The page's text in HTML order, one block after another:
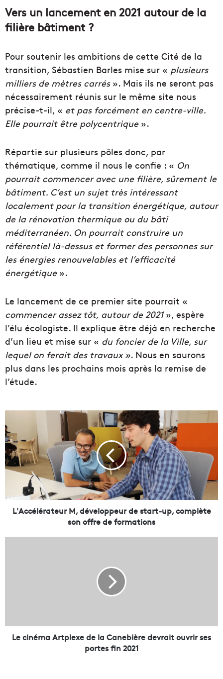
Vers un lancement en 2021 autour de la
filière bâtiment ?
Pour soutenir les ambitions de cette Cité de la
transition, Sébastien Barles mise sur « plusieurs
milliers de mètres carrés». Mais ils ne seront pas
nécessairement réunis sur le même site nous
précise-t-il, « et pas forcément en centre-ville.
Elle pourrait être polycentrique».
Répartie sur plusieurs pôles donc, par
thématique, comme il nous le confie : « On
pourrait commencer avec une filière, sûrement le
bâtiment. C’est un sujet très intéressant
localement pour la transition énergétique, autour
de la rénovation thermique ou du bâti
méditerranéen. On pourrait construire un
référentiel là-dessus et former des personnes sur
les énergies renouvelables et l’efficacité
énergétique».
Le lancement de ce premier site pourrait «
commencer assez tôt, autour de 2021», espère
l’élu écologiste. Il explique être déjà en recherche
d’un lieu et mise sur « du foncier de la Ville, sur
lequel on ferait des travaux ». Nous en saurons
plus dans les prochains mois après la remise de
l’étude.
'
A
c
c
é
r
l
L'Accélérateur M, développeur de start-up, complète
son offre de formations
A
Le cinéma Artplexe de la Canebière devrait ouvrir ses
portes fin 2021